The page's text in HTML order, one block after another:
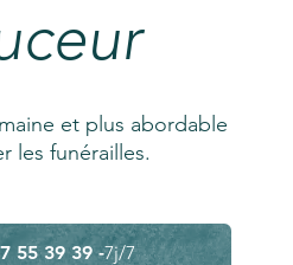
et plus abordable
les funérailles.
55 39 39 -7j/7